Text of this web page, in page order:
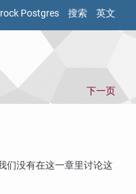
Postgres 搜索 英文
下一页
们没有在这一章里讨论这